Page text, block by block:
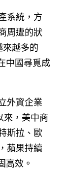
系統，方
周遭的狀
越多的
中國尋覓成
外資企業
來，美中商
斯拉、歐
蘋果持續
高效。